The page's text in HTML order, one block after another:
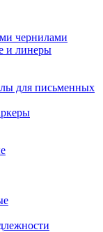
чернилами
и линеры
для письменных